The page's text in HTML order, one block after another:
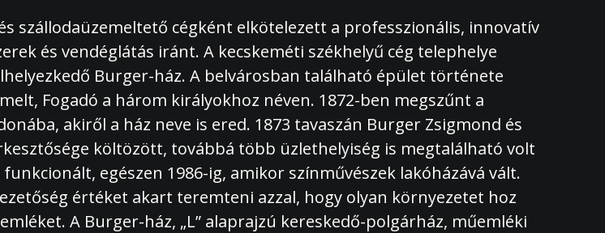
szállodaüzemeltető cégként elkötelezett a professzionális, innovatív
és vendéglátás iránt. A kecskeméti székhelyű cég telephelye
Burger-ház. A belvárosban található épület története
Fogadó a három királyokhoz néven. 1872-ben megszűnt a
akiről a ház neve is ered. 1873 tavaszán Burger Zsigmond és
költözött, továbbá több üzlethelyiség is megtalálható volt
egészen 1986-ig, amikor színművészek lakóházává vált.
értéket akart teremteni azzal, hogy olyan környezetet hoz
A Burger-ház, „L” alaprajzú kereskedő-polgárház, műemléki